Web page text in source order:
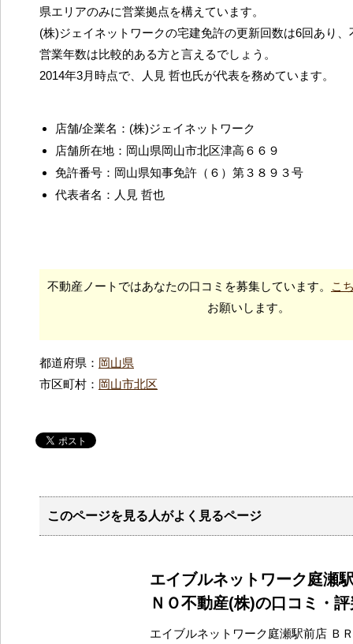
県エリアのみに営業拠点を構えています。
(株)ジェイネットワークの宅建免許の更新回数は6回あり
営業年数は比較的ある方と言えるでしょう。
2014年3月時点で、人見 哲也氏が代表を務めています。
店舗/企業名：(株)ジェイネットワーク
店舗所在地：岡山県岡山市北区津高６６９
免許番号：岡山県知事免許（６）第３８９３号
代表者名：人見 哲也
不動産ノートではあなたの口コミを募集しています。
こ
お願いします。
都道府県： 岡山県
市区町村： 岡山市北区
このページを見る人がよく見るページ
エイブルネットワーク庭瀬
ＮＯ不動産(株)の口コミ・
エイブルネットワーク庭瀬駅前店 Ｂ